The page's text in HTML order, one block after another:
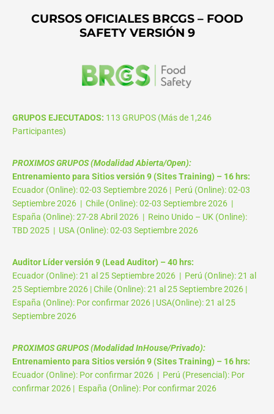
CURSOS OFICIALES BRCGS – FOOD
SAFETY VERSIÓN 9
GRUPOS EJECUTADOS: 113 GRUPOS (Más de 1,246
Participantes)
PROXIMOS GRUPOS (Modalidad Abierta/Open):
Entrenamiento para Sitios versión 9 (Sites Training) – 16 hrs:
Ecuador (Online): 02-03 Septiembre 2026 | Perú (Online): 02-03
Septiembre 2026 | Chile (Online): 02-03 Septiembre 2026 |
España (Online): 27-28 Abril 2026 | Reino Unido – UK (Online):
TBD 2025 | USA (Online): 02-03 Septiembre 2026
Auditor Líder versión 9 (Lead Auditor) – 40 hrs:
Ecuador (Online): 21 al 25 Septiembre 2026 | Perú (Online): 21 al
25 Septiembre 2026 | Chile (Online): 21 al 25 Septiembre 2026 |
España (Online): Por confirmar 2026 | USA(Online): 21 al 25
Septiembre 2026
PROXIMOS GRUPOS (Modalidad InHouse/Privado):
Entrenamiento para Sitios versión 9 (Sites Training) – 16 hrs:
Ecuador (Online): Por confirmar 2026 | Perú (Presencial): Por
confirmar 2026 | España (Online): Por confirmar 2026